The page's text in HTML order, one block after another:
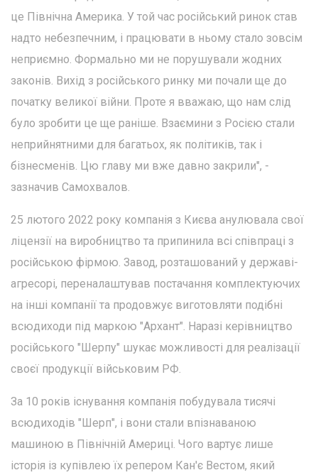
це Північна Америка. У той час російський ринок став
надто небезпечним, і працювати в ньому стало зовсім
неприємно. Формально ми не порушували жодних
законів. Вихід з російського ринку ми почали ще до
початку великої війни. Проте я вважаю, що нам слід
було зробити це ще раніше. Взаємини з Росією стали
неприйнятними для багатьох, як політиків, так і
бізнесменів. Цю главу ми вже давно закрили", -
зазначив Самохвалов.
25 лютого 2022 року компанія з Києва анулювала свої
ліцензії на виробництво та припинила всі співпраці з
російською фірмою. Завод, розташований у державі-
агресорі, переналаштував постачання комплектуючих
на інші компанії та продовжує виготовляти подібні
всюдиходи під маркою "Архант". Наразі керівництво
російського "Шерпу" шукає можливості для реалізації
своєї продукції військовим РФ.
За 10 років існування компанія побудувала тисячі
всюдиходів "Шерп", і вони стали впізнаваною
машиною в Північній Америці. Чого вартує лише
історія із купівлею їх репером Кан'є Вестом, який